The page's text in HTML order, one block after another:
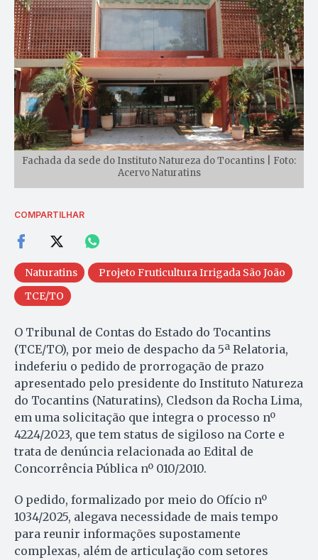
Fachada da sede do Instituto Natureza do Tocantins | Foto:
Acervo Naturatins
COMPARTILHAR
Naturatins
Projeto Fruticultura Irrigada São João
TCE/TO
O Tribunal de Contas do Estado do Tocantins
(TCE/TO), por meio de despacho da 5ª Relatoria,
indeferiu o pedido de prorrogação de prazo
apresentado pelo presidente do Instituto Natureza
do Tocantins (Naturatins), Cledson da Rocha Lima,
em uma solicitação que integra o processo nº
4224/2023, que tem status de sigiloso na Corte e
trata de denúncia relacionada ao Edital de
Concorrência Pública nº 010/2010.
O pedido, formalizado por meio do Ofício nº
1034/2025, alegava necessidade de mais tempo
para reunir informações supostamente
complexas, além de articulação com setores